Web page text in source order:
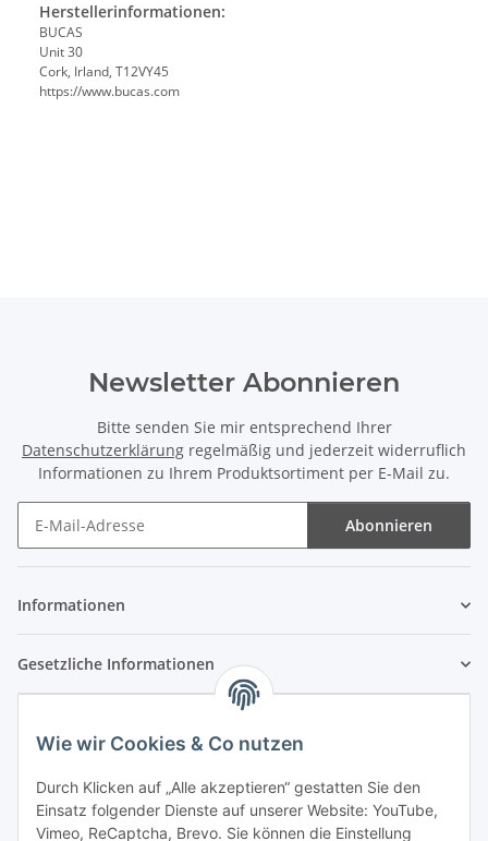
Wie wir Cookies & Co nutzen
Durch Klicken auf „Alle akzeptieren“ gestatten Sie den
Einsatz folgender Dienste auf unserer Website: YouTube,
Vimeo, ReCaptcha, Brevo. Sie können die Einstellung
Herstellerinformationen:
BUCAS
Unit 30
Cork, Irland, T12VY45
https://www.bucas.com
Newsletter Abonnieren
Bitte senden Sie mir entsprechend Ihrer
Datenschutzerklärung regelmäßig und jederzeit widerruflich
Informationen zu Ihrem Produktsortiment per E-Mail zu.
Abonnieren
Informationen
Gesetzliche Informationen